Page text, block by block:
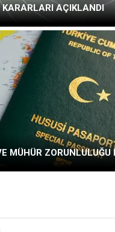
KARARLARI AÇIKLANDI
MÜHÜR ZORUNLULUĞU